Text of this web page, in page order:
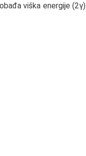
viška energije (2γ)